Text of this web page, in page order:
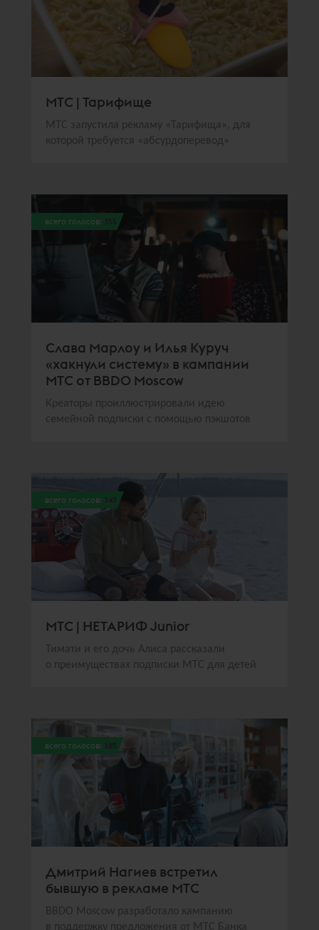
МТС | Тарифище
МТС запустила рекламу «Тарифища», для
которой требуется «абсурдоперевод»
всего голосов: 355
Слава Марлоу и Илья Куруч
«хакнули систему» в кампании
МТС от BBDO Moscow
Креаторы проиллюстрировали идею
семейной подписки с помощью пэкшотов
всего голосов: 343
МТС | НЕТАРИФ Junior
Тимати и его дочь Алиса рассказали
о преимуществах подписки МТС для детей
всего голосов: 325
Дмитрий Нагиев встретил
бывшую в рекламе МТС
BBDO Moscow разработало кампанию
в поддержку предложения от МТС Банка